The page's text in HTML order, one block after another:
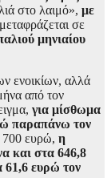
στο λαιμό», με
σε
μηνιαίου
ενοικίων, αλλά
από τον
για μίσθωμα
παραπάνω τον
700 ευρώ, η
και στα 646,8
61,6 ευρώ τον